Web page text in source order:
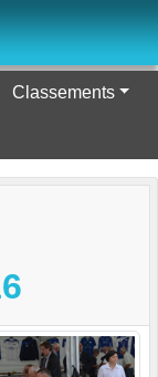
Classements